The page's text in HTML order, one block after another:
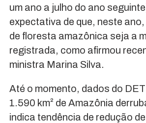
um ano a julho do ano
expectativa de que, neste
de floresta amazônica seja a
registrada, como afirmou
ministra Marina Silva.
Até o momento, dados do
1.590 km² de Amazônia
indica tendência de redução